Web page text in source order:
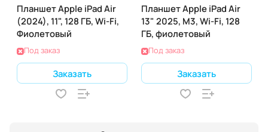
Планшет Apple iPad Air
(2024), 11", 128 ГБ, Wi-Fi,
Фиолетовый
Под заказ
Заказать
Планшет Apple iPad Air
13" 2025, M3, Wi-Fi, 128
ГБ, фиолетовый
Под заказ
Заказать